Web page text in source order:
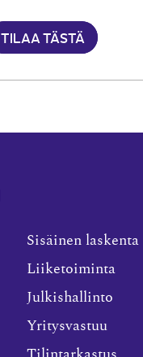
TILAA TÄSTÄ
Sisäinen laskenta
Liiketoiminta
Julkishallinto
Yritysvastuu